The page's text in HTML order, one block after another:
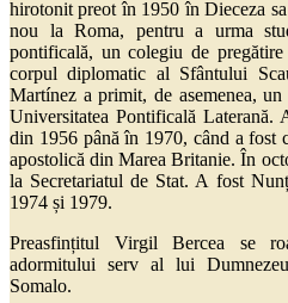
hirotonit preot în 1950 în Dieceza
nou la Roma, pentru a urma
pontificală, un colegiu de
corpul diplomatic al Sfântului
Martínez a primit, de asemenea,
Universitatea Pontificală Laterană.
din 1956 până în 1970, când a fost
apostolică din Marea Britanie. În
la Secretariatul de Stat. A fost
1974 și 1979.
Preasfințitul Virgil Bercea se
adormitului serv al lui
Somalo.